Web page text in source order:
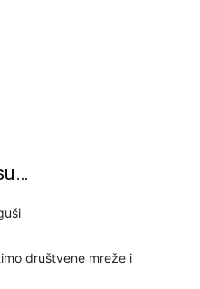
društvene mreže i